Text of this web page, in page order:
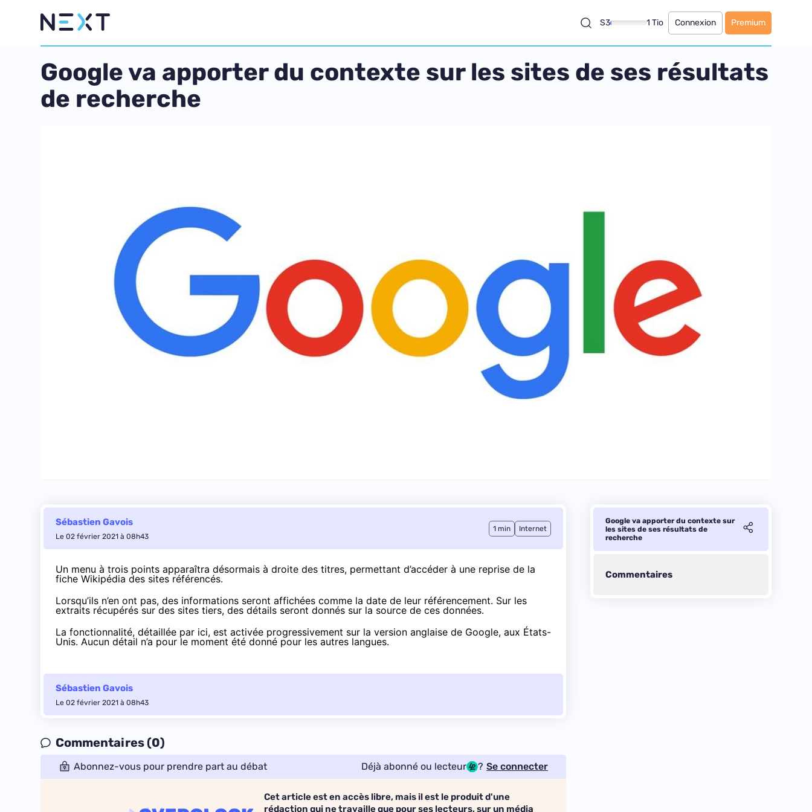
S3 1 Tio Connexion Premium
Google va apporter du contexte sur les sites de ses résultats
de recherche
Sébastien Gavois
Le 02 février 2021 à 08h43
1 min Internet
Un menu à trois points apparaîtra désormais à droite des titres, permettant d’accéder à une reprise de la
fiche Wikipédia des sites référencés.
Lorsqu’ils n’en ont pas, des informations seront affichées comme la date de leur référencement. Sur les
extraits récupérés sur des sites tiers, des détails seront donnés sur la source de ces données.
La fonctionnalité, détaillée par ici, est activée progressivement sur la version anglaise de Google, aux États-
Unis. Aucun détail n’a pour le moment été donné pour les autres langues.
Sébastien Gavois
Le 02 février 2021 à 08h43
Commentaires (0)
Abonnez-vous pour prendre part au débat Déjà abonné ou lecteur ? Se connecter
Cet article est en accès libre, mais il est le produit d'une
rédaction qui ne travaille que pour ses lecteurs, sur un média
Google va apporter du contexte sur
les sites de ses résultats de
recherche
Commentaires